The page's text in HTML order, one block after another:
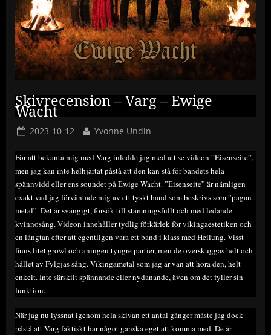
Skivrecension – Varg – Ewige
Wacht
Posted
2023-10-12 By
Yvonne Undin
För att bekanta mig med Varg inledde jag med att se videon ”Eisenseite”,
men jag kan inte helhjärtat påstå att den kan stå för bandets hela
spännvidd eller ens soundet på Ewige Wacht. ”Eisenseite” är nämligen
exakt vad jag förväntade mig av ett tyskt band som beskrivs som ”pagan
metal”. Det är svängigt, försök till stämningsfullt och med ledande
kvinnosång. Videon innehåller tydlig förkärlek för vikingaestetiken och
en längtan efter att egentligen vara ett band i klass med Heilung. Visst
finns litet growl och aningen tyngre partier, men de överskuggas helt och
hållet av Fylgjas sång. Vikingametal som jag är van att höra den, helt
enkelt. Inte särskilt spännande eller nydanande, även om det fyller sin
funktion.
När jag nu lyssnat igenom hela skivan ett antal gånger måste jag dock
påstå att Varg faktiskt har något ganska eget att komma med. De är